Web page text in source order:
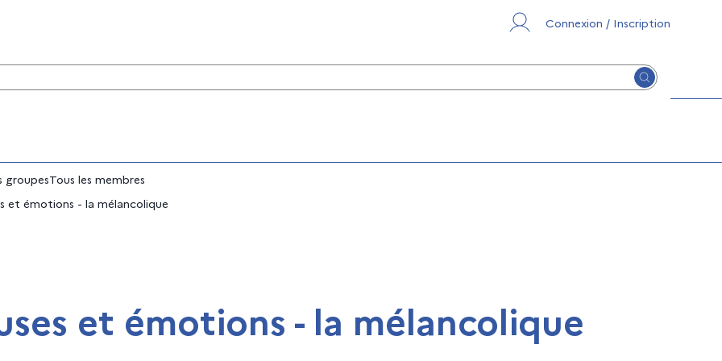
Connexion / Inscription
groupesTous les membres
Lancer la
et émotions - la mélancolique
et émotions - la mélancolique